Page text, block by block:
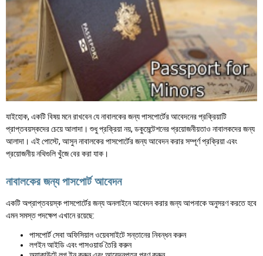
যাইহোক, একটি বিষয় মনে রাখবেন যে নাবালকের জন্য পাসপোর্টের আবেদনের প্রক্রিয়াটি
প্রাপ্তবয়স্কদের চেয়ে আলাদা। শুধু প্রক্রিয়া নয়, ডকুমেন্টেশনের প্রয়োজনীয়তাও নাবালকদের জন্য
আলাদা। এই পোস্টে, আসুন নাবালকের পাসপোর্টের জন্য আবেদন করার সম্পূর্ণ প্রক্রিয়া এবং
প্রয়োজনীয় নথিগুলি খুঁজে বের করা যাক।
নাবালকের জন্য পাসপোর্ট আবেদন
একটি অপ্রাপ্তবয়স্ক পাসপোর্টের জন্য অনলাইনে আবেদন করার জন্য আপনাকে অনুসরণ করতে হবে
এমন সমস্ত পদক্ষেপ এখানে রয়েছে:
পাসপোর্ট সেবা অফিসিয়াল ওয়েবসাইটে সন্তানের নিবন্ধন করুন
লগইন আইডি এবং পাসওয়ার্ড তৈরি করুন